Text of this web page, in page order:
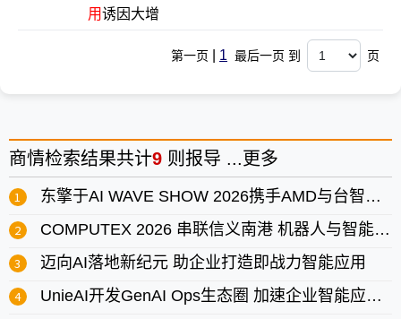
用诱因大增
第一页 1 最后一页 到 页
商情检索结果共计9 则报导 ... 更多
东擎于AI WAVE SHOW 2026携手AMD与台智云展示企业AI应用
COMPUTEX 2026 串联信义南港 机器人与智能应用亮相 即日起开放预登
迈向AI落地新纪元 助企业打造即战力智能应用
UnieAI开发GenAI Ops生态圈 加速企业智能应用落地